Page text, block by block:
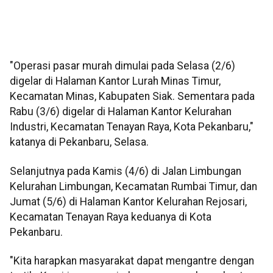
"Operasi pasar murah dimulai pada Selasa (2/6)
digelar di Halaman Kantor Lurah Minas Timur,
Kecamatan Minas, Kabupaten Siak. Sementara pada
Rabu (3/6) digelar di Halaman Kantor Kelurahan
Industri, Kecamatan Tenayan Raya, Kota Pekanbaru,"
katanya di Pekanbaru, Selasa.
Selanjutnya pada Kamis (4/6) di Jalan Limbungan
Kelurahan Limbungan, Kecamatan Rumbai Timur, dan
Jumat (5/6) di Halaman Kantor Kelurahan Rejosari,
Kecamatan Tenayan Raya keduanya di Kota
Pekanbaru.
"Kita harapkan masyarakat dapat mengantre dengan